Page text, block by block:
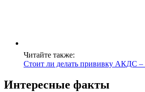
Читайте также:
Стоит ли делать прививку АКДС –
Интересные факты